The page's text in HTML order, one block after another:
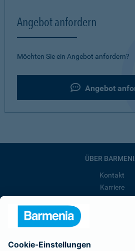
Angebot anfordern
Möchten Sie ein Angebot anfordern?
Angebot
ÜBER
Kontakt
Karriere
Presse
Barmenia ist Teil der